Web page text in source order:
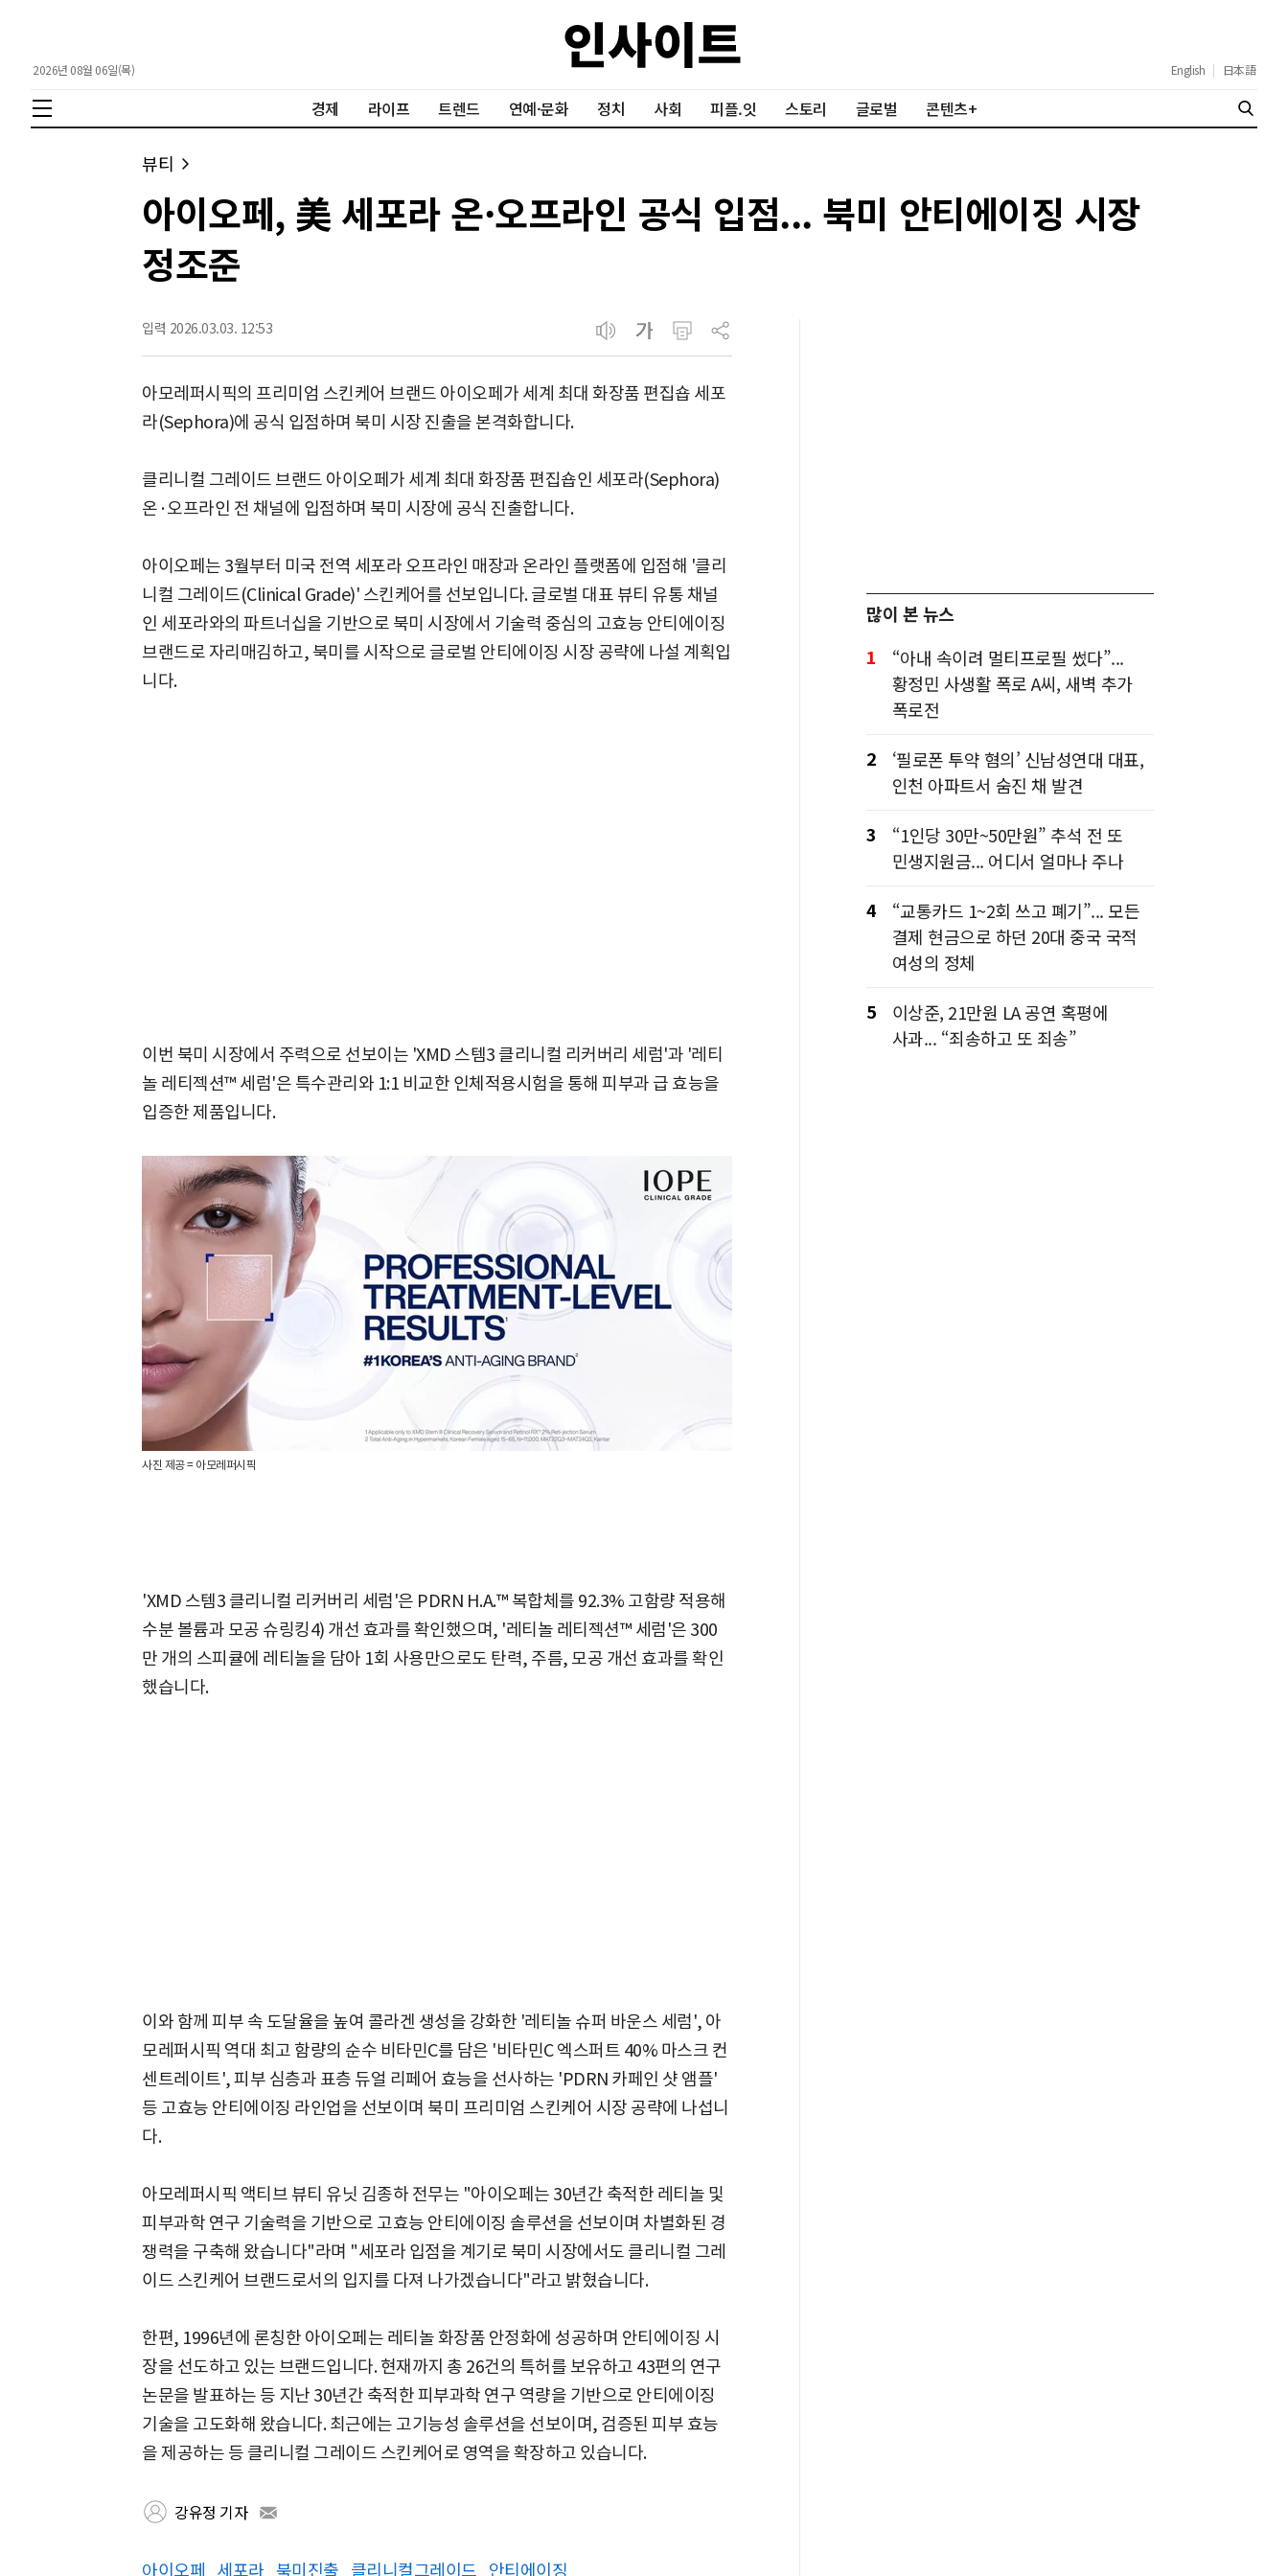
2026년 08월 06일(목) English | 日本語
경제 라이프 트렌드 연예·문화 정치 사회 피플.잇 스토리 글로벌 콘텐츠+
뷰티
아이오페, 美 세포라 온·오프라인 공식 입점... 북미 안티에이징 시장
정조준
입력 2026.03.03. 12:53
아모레퍼시픽의 프리미엄 스킨케어 브랜드 아이오페가 세계 최대 화장품 편집숍 세포
라(Sephora)에 공식 입점하며 북미 시장 진출을 본격화합니다.
클리니컬 그레이드 브랜드 아이오페가 세계 최대 화장품 편집숍인 세포라(Sephora)
온·오프라인 전 채널에 입점하며 북미 시장에 공식 진출합니다.
아이오페는 3월부터 미국 전역 세포라 오프라인 매장과 온라인 플랫폼에 입점해 '클리
니컬 그레이드(Clinical Grade)' 스킨케어를 선보입니다. 글로벌 대표 뷰티 유통 채널
인 세포라와의 파트너십을 기반으로 북미 시장에서 기술력 중심의 고효능 안티에이징
브랜드로 자리매김하고, 북미를 시작으로 글로벌 안티에이징 시장 공략에 나설 계획입
니다.
이번 북미 시장에서 주력으로 선보이는 'XMD 스템3 클리니컬 리커버리 세럼'과 '레티
놀 레티젝션™ 세럼'은 특수관리와 1:1 비교한 인체적용시험을 통해 피부과 급 효능을
입증한 제품입니다.
사진 제공 = 아모레퍼시픽
'XMD 스템3 클리니컬 리커버리 세럼'은 PDRN H.A.™ 복합체를 92.3% 고함량 적용해
수분 볼륨과 모공 슈링킹4) 개선 효과를 확인했으며, '레티놀 레티젝션™ 세럼'은 300
만 개의 스피큘에 레티놀을 담아 1회 사용만으로도 탄력, 주름, 모공 개선 효과를 확인
했습니다.
이와 함께 피부 속 도달율을 높여 콜라겐 생성을 강화한 '레티놀 슈퍼 바운스 세럼', 아
모레퍼시픽 역대 최고 함량의 순수 비타민C를 담은 '비타민C 엑스퍼트 40% 마스크 컨
센트레이트', 피부 심층과 표층 듀얼 리페어 효능을 선사하는 'PDRN 카페인 샷 앰플'
등 고효능 안티에이징 라인업을 선보이며 북미 프리미엄 스킨케어 시장 공략에 나섭니
다.
아모레퍼시픽 액티브 뷰티 유닛 김종하 전무는 "아이오페는 30년간 축적한 레티놀 및
피부과학 연구 기술력을 기반으로 고효능 안티에이징 솔루션을 선보이며 차별화된 경
쟁력을 구축해 왔습니다"라며 "세포라 입점을 계기로 북미 시장에서도 클리니컬 그레
이드 스킨케어 브랜드로서의 입지를 다져 나가겠습니다"라고 밝혔습니다.
한편, 1996년에 론칭한 아이오페는 레티놀 화장품 안정화에 성공하며 안티에이징 시
장을 선도하고 있는 브랜드입니다. 현재까지 총 26건의 특허를 보유하고 43편의 연구
논문을 발표하는 등 지난 30년간 축적한 피부과학 연구 역량을 기반으로 안티에이징
기술을 고도화해 왔습니다. 최근에는 고기능성 솔루션을 선보이며, 검증된 피부 효능
을 제공하는 등 클리니컬 그레이드 스킨케어로 영역을 확장하고 있습니다.
강유정 기자
아이오페 세포라 북미진출 클리니컬그레이드 안티에이징
많이 본 뉴스
1
“아내 속이려 멀티프로필 썼다”...
황정민 사생활 폭로 A씨, 새벽 추가
폭로전
2
‘필로폰 투약 혐의’ 신남성연대 대표,
인천 아파트서 숨진 채 발견
3
“1인당 30만~50만원” 추석 전 또
민생지원금... 어디서 얼마나 주나
4
“교통카드 1~2회 쓰고 폐기”... 모든
결제 현금으로 하던 20대 중국 국적
여성의 정체
5
이상준, 21만원 LA 공연 혹평에
사과... “죄송하고 또 죄송”